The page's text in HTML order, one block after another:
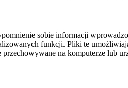
sobie informacji
funkcji. Pliki te
na komputerze lub